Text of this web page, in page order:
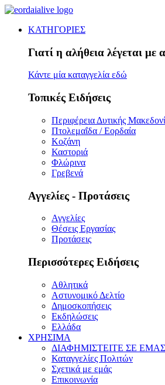
ΚΑΤΗΓΟΡΙΕΣ
Γιατί η αλήθεια λέγεται με
Κάντε μία καταγγελία εδώ
Τοπικές Ειδήσεις
Περιφέρεια Δυτικής
Πτολεμαΐδα / Εορδαία
Κοζάνη
Καστοριά
Φλώρινα
Γρεβενά
Αγγελίες - Προτάσεις
Αγγελίες
Θέσεις Εργασίας
Προτάσεις
Περισσότερες Ειδήσεις
Αθλητικά
Αστυνομικό Δελτίο
Δημοσκοπήσεις
Εκδηλώσεις
Ελλάδα
ΧΡΗΣΙΜΑ
ΔΙΑΦΗΜΙΣΤΕΙΤΕ ΣΕ ΕΜΑΣ
Καταγγελίες Πολιτών
Σχετικά με εμάς
Επικοινωνία